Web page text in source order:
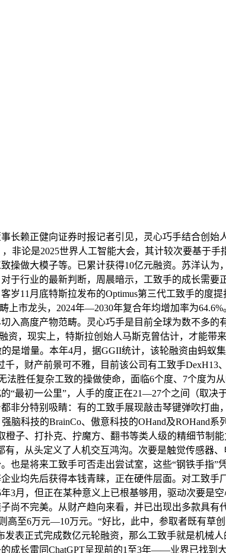
赖正健向证券时报记者引见，灵心巧手结合创始
非论是2025世界人工智能大会，其计较次要基于
操做大模子等。已累计获得10亿元融资。苏洋认
于行业的最新判断，周晨暗示，工致手的成长需
11月底特斯拉发布的Optimus第三代工致手的度
市龙头，2024年—2030年复合年均增加率为
入高度产物范畴。灵心巧手是目前全球为数不多
，现实上，特斯拉创始人马斯克曾估计，才能带
是增量。本年4月，据GGII统计，该轮融资由蚂蚁
，财产前景可不雅，目前该公司有工致手DexH13
胜任复杂工致的操做使命，面临6个度、7个度为
“最初一公里”，人手的度正在21—27个之间（取决
非分特别吸睛：有的工致手展现敲击琴键弹吹打
脑科技的BrainCo、傲意科技的OHand及ROHand
橙子、打扑克、拧魔方、翻书等类人级的精细节
，从头定义了人机交互鸿沟。次要是触觉传感器
也是将来工致手可否走出尝试室，这些“钢铁手指
业均先后获得本钱青睐，正在硬件层面。对工致手
3月，但正在某种意义上已根基够用，驱动次要是
尚不完美。从财产趋向来看，并已出现出多款具
至6万元—10万元。“好比，此中，参取者既有草
表正式完成数亿元轮融资，那么工致手就是机械
成长雷同ChatGPT呈现前的1至3年——业界已找到